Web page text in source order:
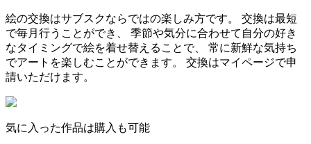
絵の交換はサブスクならではの楽しみ方です。 交換は最短
で毎月行うことができ、 季節や気分に合わせて自分の好き
なタイミングで絵を着せ替えることで、 常に新鮮な気持ち
でアートを楽しむことができます。 交換はマイページで申
請いただけます。
気に入った作品は購入も可能